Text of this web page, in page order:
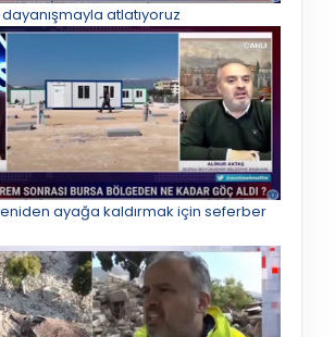
atlatıyoruz
ayağa kaldırmak için seferber